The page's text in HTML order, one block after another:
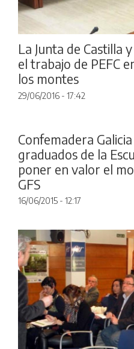
La Junta de Castilla
el trabajo de PEFC
los montes
29/06/2016 - 17:42
Confemadera
graduados de la
poner en valor el
GFS
16/06/2015 - 12:17